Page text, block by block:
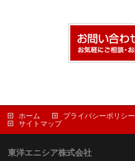
ホーム プライバシーポリシー
サイトマップ
東洋エニシア株式会社